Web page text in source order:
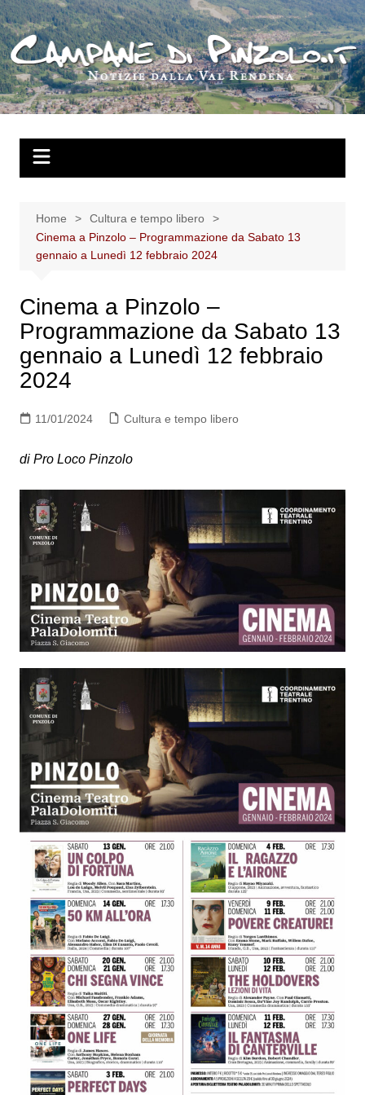
Salta
al
contenuto
Home
Cultura e tempo libero
Cinema a Pinzolo – Programmazione da Sabato 13
gennaio a Lunedì 12 febbraio 2024
Cinema a Pinzolo –
Programmazione da Sabato 13
gennaio a Lunedì 12 febbraio
2024
11/01/2024 Cultura e tempo libero
di Pro Loco Pinzolo